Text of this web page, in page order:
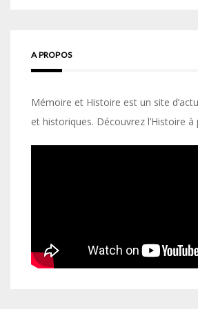
A PROPOS
Mémoire et Histoire est un site
et historiques. Découvrez l’Histoire à